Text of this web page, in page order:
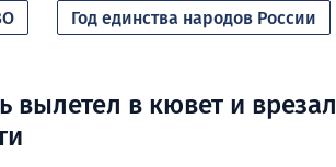
Год единства народов России
вылетел в кювет и